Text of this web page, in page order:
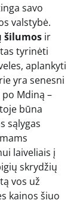
savo
valstybė.
šilumos ir
tyrinėti
aplankyti
yra senesni
Mdiną –
būna
sąlygas
laiveliais į
skrydžių
vos už
kainos šiuo